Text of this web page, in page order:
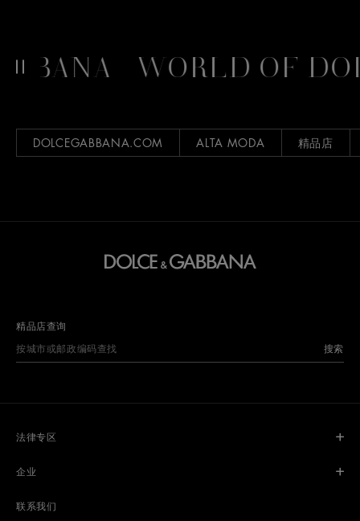
WORLD OF
DOLCEGABBANA.COM ALTA MODA 精品店
精品店查询
搜索
法律专区
企业
联系我们